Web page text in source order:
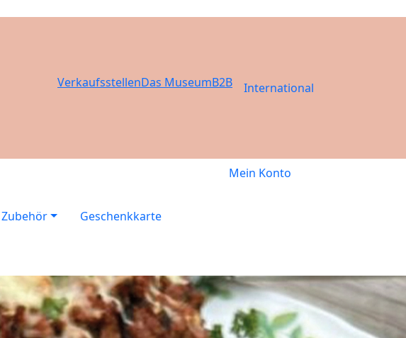
VerkaufsstellenDas MuseumB2B International
Mein Konto
Zubehör
Geschenkkarte